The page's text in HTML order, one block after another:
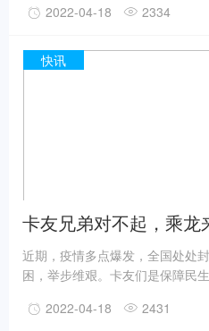
2022-04-18 2334
快讯
卡友兄弟对不起，乘龙
近期，疫情多点爆发，全国处处
困，举步维艰。卡友们是保障民
挨饿受困，迫切需要来自社会的尊
2022-04-18 2431